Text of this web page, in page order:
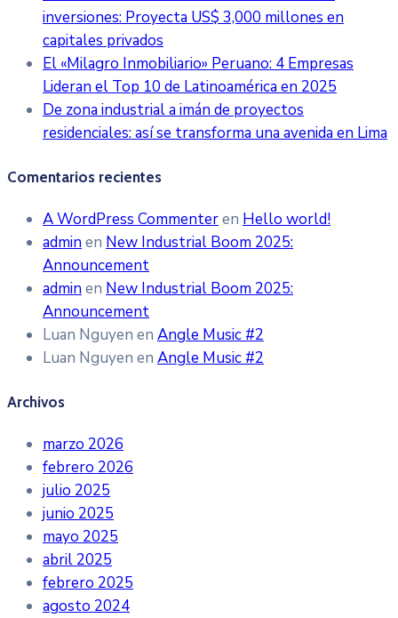
inversiones: Proyecta US$ 3,000 millones en
capitales privados
El «Milagro Inmobiliario» Peruano: 4 Empresas
Lideran el Top 10 de Latinoamérica en 2025
De zona industrial a imán de proyectos
residenciales: así se transforma una avenida en Lima
Comentarios recientes
A WordPress Commenteren Hello world!
adminen New Industrial Boom 2025:
Announcement
adminen New Industrial Boom 2025:
Announcement
Luan Nguyen en Angle Music #2
Luan Nguyen en Angle Music #2
Archivos
marzo 2026
febrero 2026
julio 2025
junio 2025
mayo 2025
abril 2025
febrero 2025
agosto 2024